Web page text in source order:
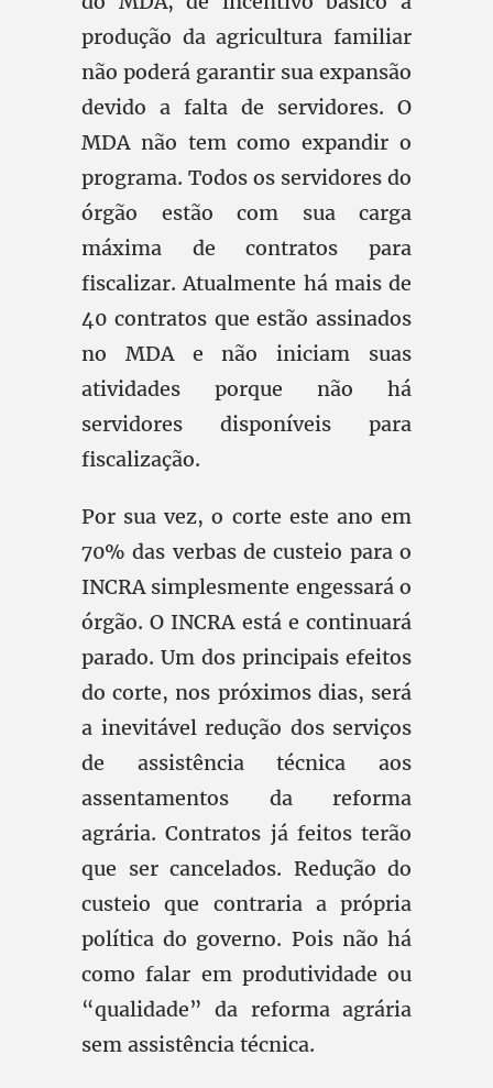
produção da agricultura familiar
não poderá garantir sua expansão
devido a falta de servidores. O
MDA não tem como expandir o
programa. Todos os servidores do
órgão estão com sua carga
máxima de contratos para
fiscalizar. Atualmente há mais de
40 contratos que estão assinados
no MDA e não iniciam suas
atividades porque não há
servidores disponíveis para
fiscalização.
Por sua vez, o corte este ano em
70% das verbas de custeio para o
INCRA simplesmente engessará o
órgão. O INCRA está e continuará
parado. Um dos principais efeitos
do corte, nos próximos dias, será
a inevitável redução dos serviços
de assistência técnica aos
assentamentos da reforma
agrária. Contratos já feitos terão
que ser cancelados. Redução do
custeio que contraria a própria
política do governo. Pois não há
como falar em produtividade ou
“qualidade” da reforma agrária
sem assistência técnica.